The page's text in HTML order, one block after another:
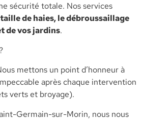
sécurité totale. Nos services
taille de haies, le débroussaillage
de vos jardins.
mettons un point d’honneur à
après chaque intervention
verts et broyage).
Germain-sur-Morin, nous nous